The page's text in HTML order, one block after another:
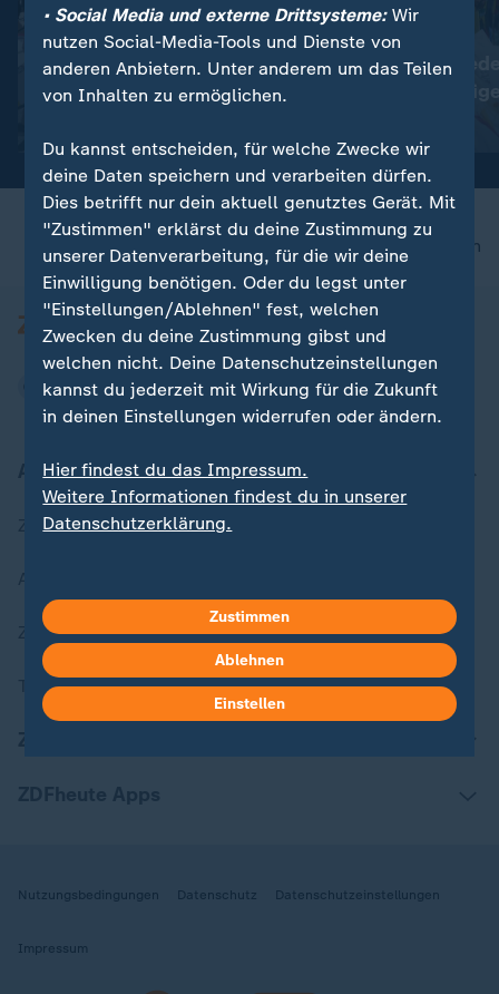
Plauen in Sachsen :
Tausende protestieren
gegen die Bundesregierung
Nepal
Kathmandu
toten
nach oben
Aktuell bei ZDFheute
Zuletzt veröffentlicht
ZDFheute Stories
Themen im Überblick
Nutzungsbedingungen Datenschutz Datenschutzeinstellungen
Impressum
• Social Media und externe Drittsysteme:Wir
nutzen Social-Media-Tools und Dienste von
anderen Anbietern. Unter anderem um das Teilen
von Inhalten zu ermöglichen.
Du kannst entscheiden, für welche Zwecke wir
deine Daten speichern und verarbeiten dürfen.
Dies betrifft nur dein aktuell genutztes Gerät. Mit
"Zustimmen" erklärst du deine Zustimmung zu
unserer Datenverarbeitung, für die wir deine
Einwilligung benötigen. Oder du legst unter
"Einstellungen/Ablehnen" fest, welchen
Zwecken du deine Zustimmung gibst und
welchen nicht. Deine Datenschutzeinstellungen
kannst du jederzeit mit Wirkung für die Zukunft
in deinen Einstellungen widerrufen oder ändern.
Hier findest du das Impressum.
Weitere Informationen findest du in unserer
Datenschutzerklärung.
Zustimmen
Ablehnen
Einstellen